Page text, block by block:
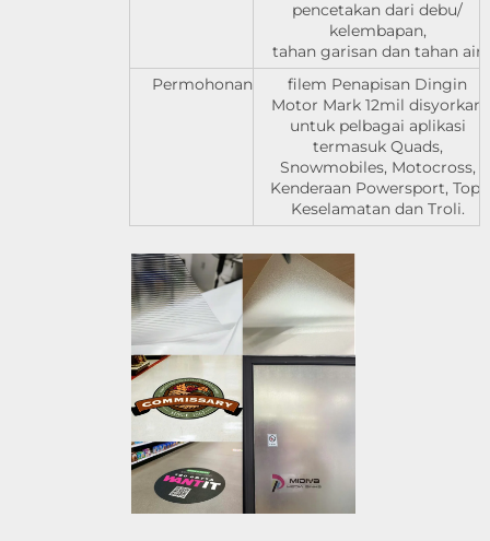
pencetakan dari debu/
kelembapan,
tahan garisan dan tahan air
Permohonan
filem Penapisan Dingin
Motor Mark 12mil disyorkan
untuk pelbagai aplikasi
termasuk Quads,
Snowmobiles, Motocross,
Kenderaan Powersport, Topi
Keselamatan dan Troli.